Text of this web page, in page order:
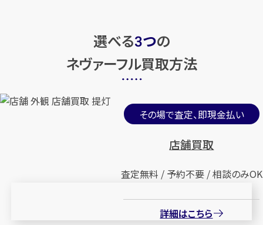
ショルダーバッグ
バッグ
店舗買取
ルイ・ヴィトン モノグラム ネヴァ
買取参考価格 110,000
ルイ・ヴィトン モノグラム ネヴァ
買取参考価格 38,000
選べる3つの
ネヴァーフル買取方法
その場で査定、即現金払い
店舗買取
査定無料 / 予約不要 / 相談のみOK
詳細はこちら